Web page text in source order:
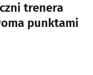
trenera
punktami